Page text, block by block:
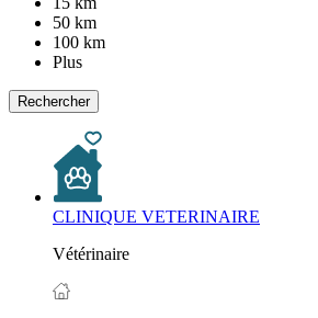
50 km
100 km
Plus
Rechercher
CLINIQUE VETERINAIRE
Vétérinaire